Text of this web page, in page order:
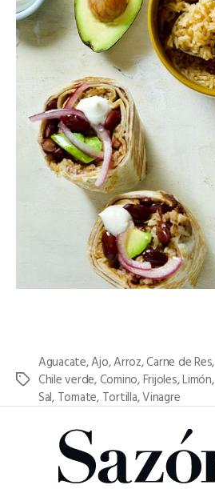
Etiquetas
Aguacate,Ajo,Arroz,Carne de Res,
Chile verde,Comino,Frijoles,Limón,
Sal, Tomate, Tortilla,Vinagre